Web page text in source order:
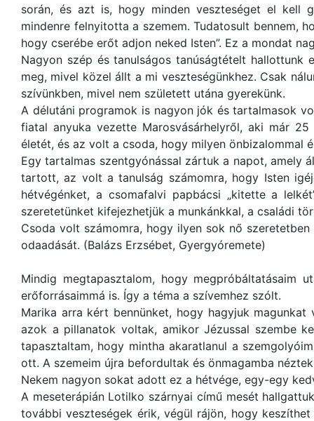
során, és azt is, hogy minden veszteséget el kell
mindenre felnyitotta a szemem. Tudatosult bennem,
hogy cserébe erőt adjon neked Isten”. Ez a mondat
Nagyon szép és tanulságos tanúságtételt
meg, mivel közel állt a mi veszteségünkhez. Csak
szívünkben, mivel nem született utána gyerekünk.
A délutáni programok is nagyon jók és tartalmasok
fiatal anyuka vezette Marosvásárhelyről, aki már
életét, és az volt a csoda, hogy milyen
Egy tartalmas szentgyónással zártuk a napot, amely
tartott, az volt a tanulság számomra, hogy Isten
hétvégénket, a csomafalvi papbácsi „kitette a
szeretetünket kifejezhetjük a munkánkkal, a családi
Csoda volt számomra, hogy ilyen sok nő
odaadását. (Balázs Erzsébet, Gyergyóremete)
Mindig megtapasztalom, hogy megpróbáltatásaim
erőforrásaimmá is. Így a téma a szívemhez szólt.
Marika arra kért bennünket, hogy hagyjuk
azok a pillanatok voltak, amikor Jézussal szembe
tapasztaltam, hogy mintha akaratlanul a
ott. A szemeim újra befordultak és önmagamba
Nekem nagyon sokat adott ez a hétvége, egy-egy
A meseterápián Lotilko szárnyai című mesét
további veszteségek érik, végül rájön, hogy